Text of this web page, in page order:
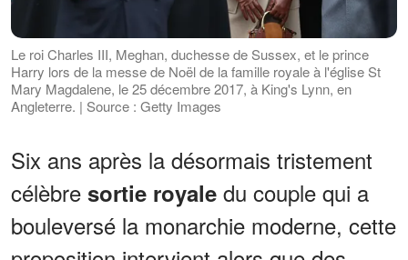
Le roi Charles III, Meghan, duchesse de Sussex, et le prince
Harry lors de la messe de Noël de la famille royale à l'église St
Mary Magdalene, le 25 décembre 2017, à King's Lynn, en
Angleterre. | Source : Getty Images
Six ans après la désormais tristement
célèbre sortie royale du couple qui a
bouleversé la monarchie moderne, cette